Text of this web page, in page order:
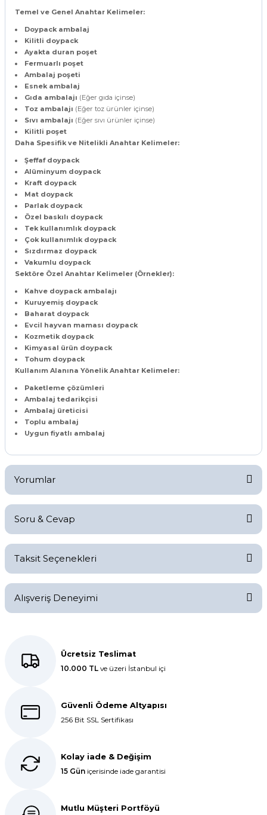
Temel ve Genel Anahtar Kelimeler:
Doypack ambalaj
Kilitli doypack
Ayakta duran poşet
Fermuarlı poşet
Ambalaj poşeti
Esnek ambalaj
Gıda ambalajı (Eğer gıda içinse)
Toz ambalajı (Eğer toz ürünler içinse)
Sıvı ambalajı (Eğer sıvı ürünler içinse)
Kilitli poşet
Daha Spesifik ve Nitelikli Anahtar Kelimeler:
Şeffaf doypack
Alüminyum doypack
Kraft doypack
Mat doypack
Parlak doypack
Özel baskılı doypack
Tek kullanımlık doypack
Çok kullanımlık doypack
Sızdırmaz doypack
Vakumlu doypack
Sektöre Özel Anahtar Kelimeler (Örnekler):
Kahve doypack ambalajı
Kuruyemiş doypack
Baharat doypack
Evcil hayvan maması doypack
Kozmetik doypack
Kimyasal ürün doypack
Tohum doypack
Kullanım Alanına Yönelik Anahtar Kelimeler:
Paketleme çözümleri
Ambalaj tedarikçisi
Ambalaj üreticisi
Toplu ambalaj
Uygun fiyatlı ambalaj
Yorumlar
Yorum Yaz
Soru & Cevap
Soru Sor
Taksit Seçenekleri
Alışveriş Deneyimi
E... K... | 27/10/2025
Dolphin aynı kalitede . Hızlı kargo
ve teslimat için ayrıca teşekkür
Bir önceki siparişim sorunsuz geldi
sipariş verdim inşallah sıkıntı olmaz
Ücretsiz Teslimat
10.000 TL ve üzeri İstanbul içi
Güvenli Ödeme Altyapısı
256 Bit SSL Sertifikası
Kolay iade & Değişim
15 Gün içerisinde iade garantisi
Mutlu Müşteri Portföyü